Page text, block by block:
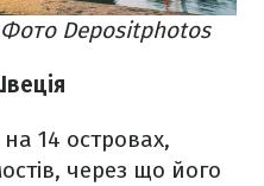
Depositphotos
14 островах,
через що його